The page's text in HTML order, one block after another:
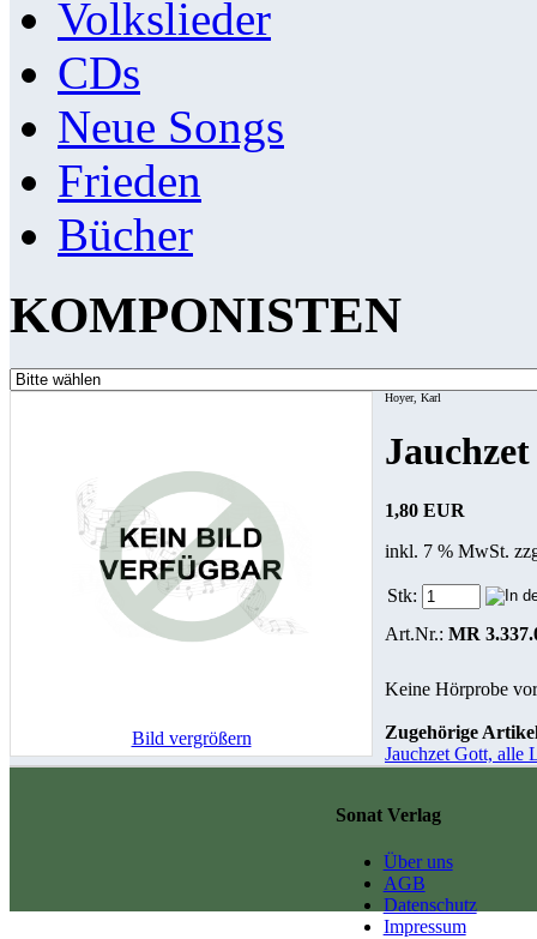
Volkslieder
CDs
Neue Songs
Frieden
Bücher
KOMPONISTEN
Bild vergrößern
Hoyer, Karl
1,80 EUR
inkl. 7 % MwSt.
Stk:
Art.Nr.: MR
Keine Hörprobe
Zugehörige
Jauchzet Gott, alle
Sonat Verlag
Über uns
AGB
Datenschutz
Impressum